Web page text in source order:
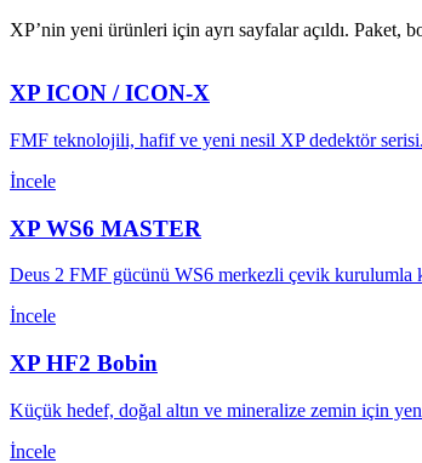
XP’nin yeni ürünleri için ayrı sayfalar açıldı. Paket,
XP ICON / ICON-X
FMF teknolojili, hafif ve yeni nesil XP dedektör serisi.
İncele
XP WS6 MASTER
Deus 2 FMF gücünü WS6 merkezli çevik kurulumla
İncele
XP HF2 Bobin
Küçük hedef, doğal altın ve mineralize zemin için
İncele